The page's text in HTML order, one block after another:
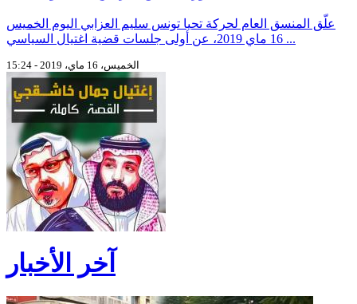
علّق المنسق العام لحركة تحيا تونس سليم العزابي اليوم الخميس
16 ماي 2019، عن أولى جلسات قضية اغتيال السياسي ...
الخميس، 16 ماي، 2019 - 15:24
آخر الأخبار